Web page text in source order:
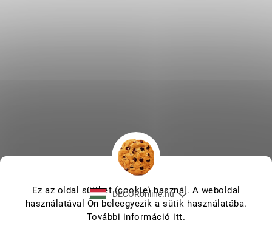
Ez az oldal sütiket (cookie) használ. A weboldal
használatával Ön beleegyezik a sütik használatába.
További információ itt.
DECORonline.hu
Shoptet készítette